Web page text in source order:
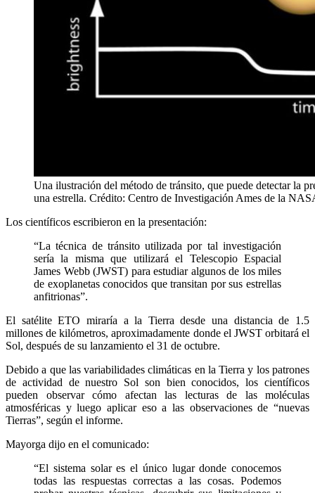
Una ilustración del método de tránsito, que puede detectar la
una estrella. Crédito: Centro de Investigación Ames de la
Los científicos escribieron en la presentación:
“La técnica de tránsito utilizada por tal investigación
sería la misma que utilizará el Telescopio Espacial
James Webb (JWST) para estudiar algunos de los miles
de exoplanetas conocidos que transitan por sus estrellas
anfitrionas”.
El satélite ETO miraría a la Tierra desde una distancia de 1.5
millones de kilómetros, aproximadamente donde el JWST orbitará el
Sol, después de su lanzamiento el 31 de octubre.
Debido a que las variabilidades climáticas en la Tierra y los patrones
de actividad de nuestro Sol son bien conocidos, los científicos
pueden observar cómo afectan las lecturas de las moléculas
atmosféricas y luego aplicar eso a las observaciones de “nuevas
Tierras”, según el informe.
Mayorga dijo en el comunicado:
“El sistema solar es el único lugar donde conocemos
todas las respuestas correctas a las cosas. Podemos